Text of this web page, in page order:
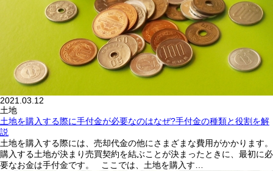
2021.03.12
土地
土地を購入する際に手付金が必要なのはなぜ?手付金の種類と役割を解
説
土地を購入する際には、売却代金の他にさまざまな費用がかかります。
購入する土地が決まり売買契約を結ぶことが決まったときに、最初に必
要なお金は手付金です。 ここでは、土地を購入す…